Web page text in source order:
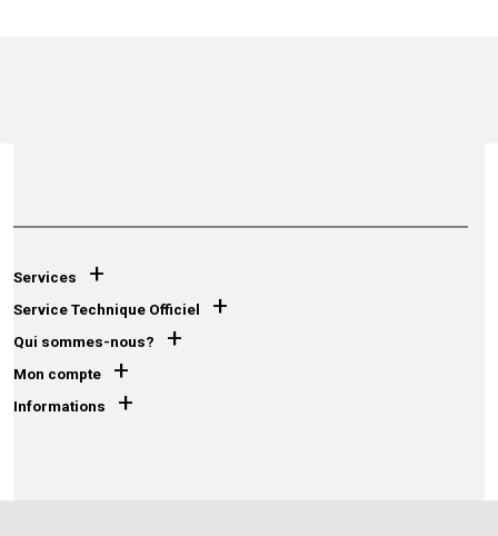
Services +
Service Technique Officiel +
Qui sommes-nous? +
Mon compte +
Informations +